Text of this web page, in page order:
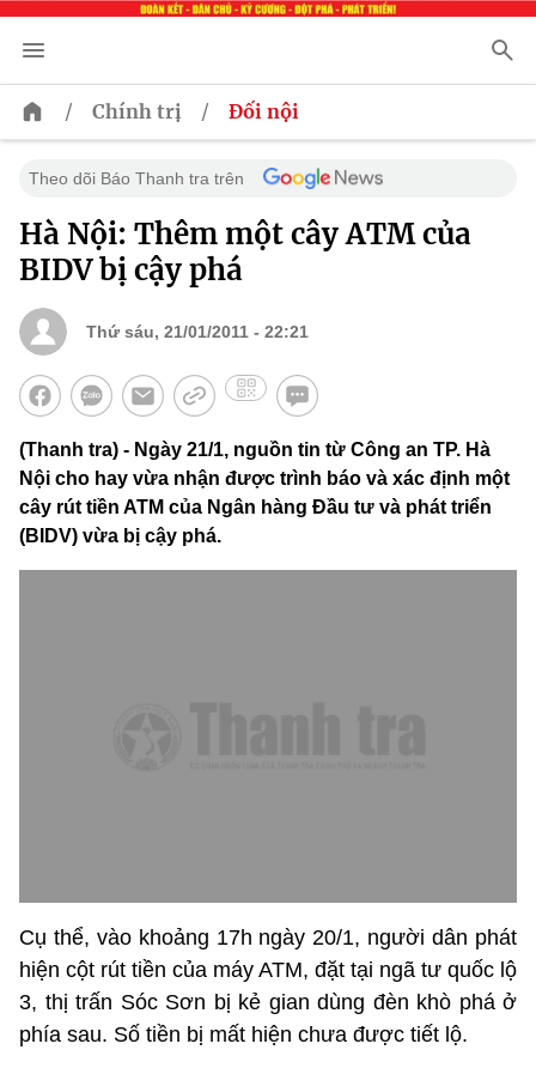
/ Chính trị / Đối nội
Theo dõi Báo Thanh tra trên
Hà Nội: Thêm một cây ATM của
BIDV bị cậy phá
Thứ sáu, 21/01/2011 - 22:21
(Thanh tra) - Ngày 21/1, nguồn tin từ Công an TP. Hà
Nội cho hay vừa nhận được trình báo và xác định một
cây rút tiền ATM của Ngân hàng Đầu tư và phát triển
(BIDV) vừa bị cậy phá.
Cụ thể, vào khoảng 17h ngày 20/1, người dân phát
hiện cột rút tiền của máy ATM, đặt tại ngã tư quốc lộ
3, thị trấn Sóc Sơn bị kẻ gian dùng đèn khò phá ở
phía sau. Số tiền bị mất hiện chưa được tiết lộ.